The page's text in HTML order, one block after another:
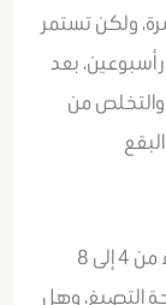
ولكن تستمر
بعد
والتخلص من
للحصول على أفضل النتائج تحتاج الحالة إجراء من 4 إلى 8
التصبغ، وهل